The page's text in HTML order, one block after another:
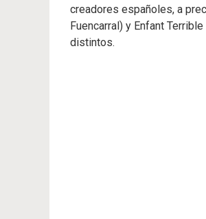
creadores españoles, a
Fuencarral) y Enfant
distintos.